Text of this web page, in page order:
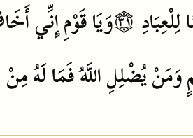
لِلْعِبَادِ ۝٣١وَيَاقَوْمِإِنِّي
وَمَنْيُضْلِلِاللَّهُفَمَالَهُمِنْ